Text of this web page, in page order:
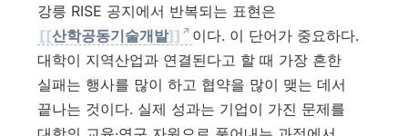
강릉 RISE 공지에서 반복되는 표현은
[[산학공동기술개발]]
이다. 이 단어가 중요하다.
대학이 지역산업과 연결된다고 할 때 가장 흔한
실패는 행사를 많이 하고 협약을 많이 맺는 데서
끝나는 것이다. 실제 성과는 기업이 가진 문제를